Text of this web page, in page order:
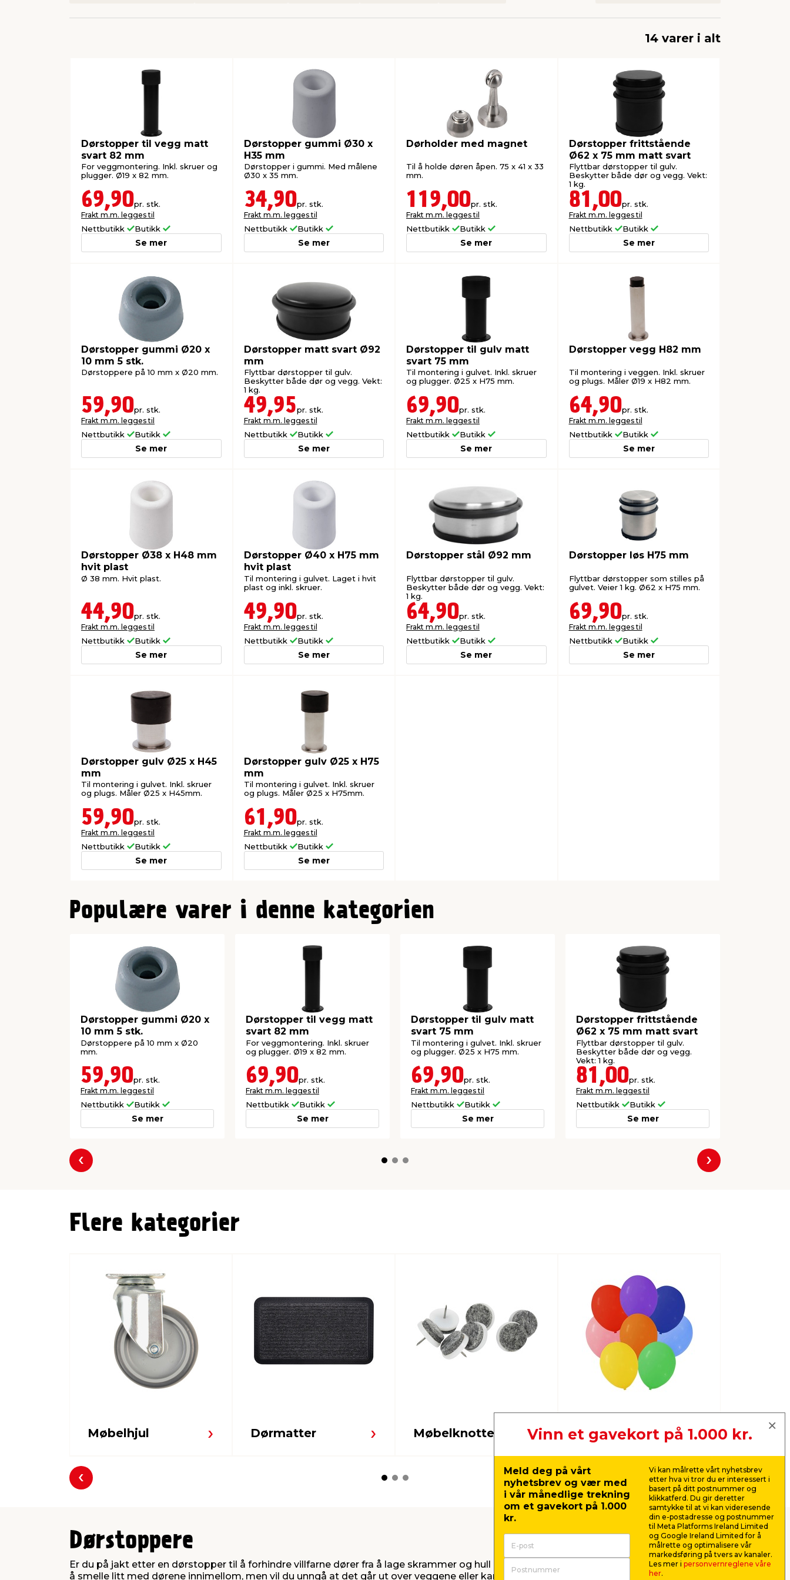
14 varer i alt
Dørstopper til vegg matt
svart 82 mm
For veggmontering. Inkl. skruer og
plugger. Ø19 x 82 mm.
69,90pr. stk.
Frakt m.m. legges til
Nettbutikk Butikk
Se mer
Dørstopper gummi Ø30 x
H35 mm
Dørstopper i gummi. Med målene
Ø30 x 35 mm.
34,90pr. stk.
Frakt m.m. legges til
Nettbutikk Butikk
Se mer
Dørholder med magnet
Til å holde døren åpen. 75 x 41 x 33
mm.
119,00pr. stk.
Frakt m.m. legges til
Nettbutikk Butikk
Se mer
Dørstopper frittstående
Ø62 x 75 mm matt svart
Flyttbar dørstopper til gulv.
Beskytter både dør og vegg. Vekt:
1 kg.
81,00pr. stk.
Frakt m.m. legges til
Nettbutikk Butikk
Se mer
Dørstopper gummi Ø20 x
10 mm 5 stk.
Dørstoppere på 10 mm x Ø20 mm.
59,90pr. stk.
Frakt m.m. legges til
Nettbutikk Butikk
Se mer
Dørstopper matt svart Ø92
mm
Flyttbar dørstopper til gulv.
Beskytter både dør og vegg. Vekt:
1 kg.
49,95pr. stk.
Frakt m.m. legges til
Nettbutikk Butikk
Se mer
Dørstopper til gulv matt
svart 75 mm
Til montering i gulvet. Inkl. skruer
og plugger. Ø25 x H75 mm.
69,90pr. stk.
Frakt m.m. legges til
Nettbutikk Butikk
Se mer
Dørstopper vegg H82 mm
Til montering i veggen. Inkl. skruer
og plugs. Måler Ø19 x H82 mm.
64,90pr. stk.
Frakt m.m. legges til
Nettbutikk Butikk
Se mer
Dørstopper Ø38 x H48 mm
hvit plast
Ø 38 mm. Hvit plast.
44,90pr. stk.
Frakt m.m. legges til
Nettbutikk Butikk
Se mer
Dørstopper Ø40 x H75 mm
hvit plast
Til montering i gulvet. Laget i hvit
plast og inkl. skruer.
49,90pr. stk.
Frakt m.m. legges til
Nettbutikk Butikk
Se mer
Dørstopper stål Ø92 mm
Flyttbar dørstopper til gulv.
Beskytter både dør og vegg. Vekt:
1 kg.
64,90pr. stk.
Frakt m.m. legges til
Nettbutikk Butikk
Se mer
Dørstopper løs H75 mm
Flyttbar dørstopper som stilles på
gulvet. Veier 1 kg. Ø62 x H75 mm.
69,90pr. stk.
Frakt m.m. legges til
Nettbutikk Butikk
Se mer
Dørstopper gulv Ø25 x H45
mm
Til montering i gulvet. Inkl. skruer
og plugs. Måler Ø25 x H45mm.
59,90pr. stk.
Frakt m.m. legges til
Nettbutikk Butikk
Se mer
Dørstopper gulv Ø25 x H75
mm
Til montering i gulvet. Inkl. skruer
og plugs. Måler Ø25 x H75mm.
61,90pr. stk.
Frakt m.m. legges til
Nettbutikk Butikk
Se mer
Populære varer i denne kategorien
Dørstopper gummi Ø20 x
10 mm 5 stk.
Dørstoppere på 10 mm x Ø20
mm.
59,90pr. stk.
Frakt m.m. legges til
Nettbutikk Butikk
Se mer
Dørstopper til vegg matt
svart 82 mm
For veggmontering. Inkl. skruer
og plugger. Ø19 x 82 mm.
69,90pr. stk.
Frakt m.m. legges til
Nettbutikk Butikk
Se mer
Dørstopper til gulv matt
svart 75 mm
Til montering i gulvet. Inkl. skruer
og plugger. Ø25 x H75 mm.
69,90pr. stk.
Frakt m.m. legges til
Nettbutikk Butikk
Se mer
Dørstopper frittstående
Ø62 x 75 mm matt svart
Flyttbar dørstopper til gulv.
Beskytter både dør og vegg.
Vekt: 1 kg.
81,00pr. stk.
Frakt m.m. legges til
Nettbutikk Butikk
Se mer
Forrige Neste
Flere kategorier
Møbelhjul Dørmatter Møbelknotter Pynt & festutstyr
Forrige Neste
Dørstoppere
Er du på jakt etter en dørstopper til å forhindre villfarne dører fra å lage skrammer og hull i veggen? Det er de færrest som kan unnslå seg
å smelle litt med dørene innimellom, men vil du unngå at det går ut over veggene eller karmene når bølgene går høyt og dørene blafrer,
Vinn et gavekort på 1.000 kr.
Meld deg på vårt
nyhetsbrev og vær med
i vår månedlige trekning
om et gavekort på 1.000
kr.
Vi kan målrette vårt nyhetsbrev
etter hva vi tror du er interessert i
basert på ditt postnummer og
klikkatferd. Du gir deretter
samtykke til at vi kan videresende
din e-postadresse og postnummer
til Meta Platforms Ireland Limited
og Google Ireland Limited for å
målrette og optimalisere vår
markedsføring på tvers av kanaler.
Les mer i personvernreglene våre
her.